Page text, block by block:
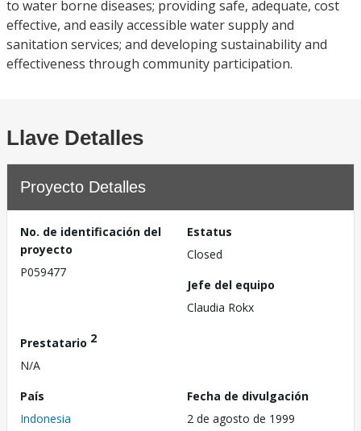
to water borne diseases; providing safe, adequate, cost
effective, and easily accessible water supply and
sanitation services; and developing sustainability and
effectiveness through community participation.
Llave Detalles
Proyecto Detalles
No. de identificación del
proyecto
P059477
Estatus
Closed
Jefe del equipo
Claudia Rokx
Prestatario 2
N/A
País
Indonesia
Fecha de divulgación
2 de agosto de 1999